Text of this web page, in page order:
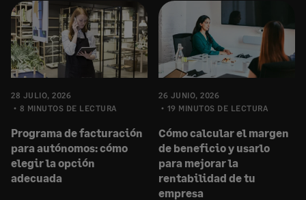
28 JULIO, 2026
8 MINUTOS DE LECTURA
Programa de facturación
para autónomos: cómo
elegir la opción
adecuada
26 JUNIO, 2026
19 MINUTOS DE LECTURA
Cómo calcular el margen
de beneficio y usarlo
para mejorar la
rentabilidad de tu
empresa